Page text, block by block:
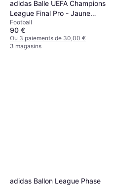
adidas Balle UEFA Champions
League Final Pro - Jaune
Fluo/Violet/Blanc
Football
90 €
Ou 3 paiements de 30,00 €
3 magasins
adidas Ballon League Phase